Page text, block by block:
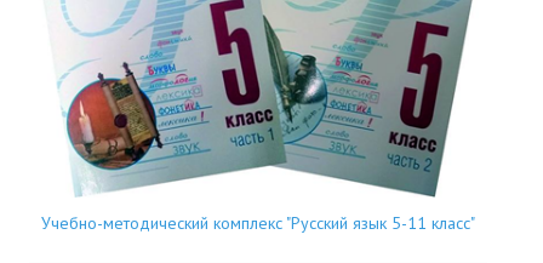
Учебно-методический комплекс "Русский язык 5-11 класс"